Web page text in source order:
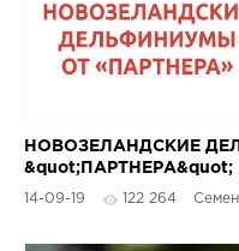
НОВОЗЕЛАНДСКИЕ
&quot;ПАРТНЕРА&quot;
14-09-19 122 264